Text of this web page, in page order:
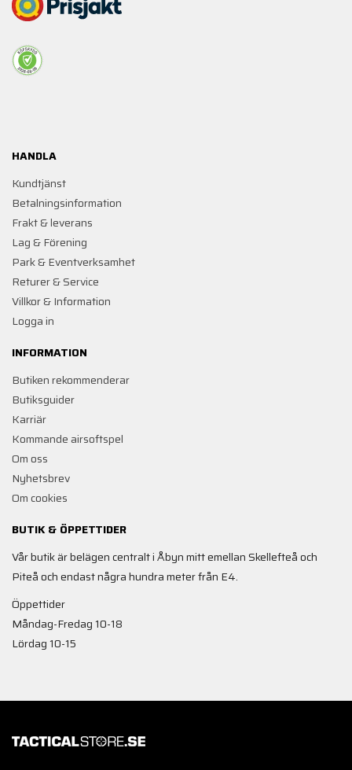
HANDLA
Kundtjänst
Betalningsinformation
Frakt & leverans
Lag & Förening
Park & Eventverksamhet
Returer & Service
Villkor & Information
Logga in
INFORMATION
Butiken rekommenderar
Butiksguider
Karriär
Kommande airsoftspel
Om oss
Nyhetsbrev
Om cookies
BUTIK & ÖPPETTIDER
Vår butik är belägen centralt i Åbyn mitt emellan Skellefteå och
Piteå och endast några hundra meter från E4.
Öppettider
Måndag-Fredag 10-18
Lördag 10-15